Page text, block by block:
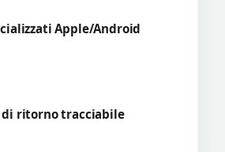
Apple/Android
di ritorno tracciabile